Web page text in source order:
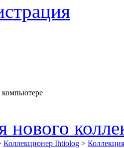
нового
Коллекционер Ihtiolog >